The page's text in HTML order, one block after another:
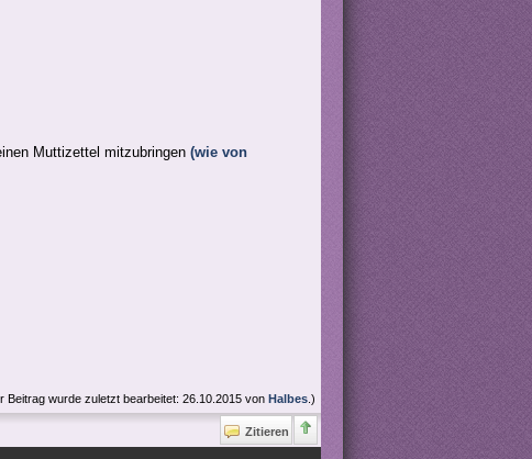
Muttizettel mitzubringen (wie von
Beitrag wurde zuletzt bearbeitet: 26.10.2015 von Halbes .)
Zitieren